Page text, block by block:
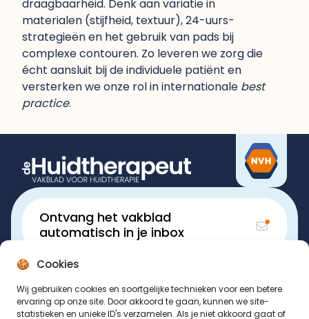
Cookies
Wij gebruiken cookies en soortgelijke technieken voor een betere
ervaring op onze site. Door akkoord te gaan, kunnen we site-
statistieken en unieke ID's verzamelen. Als je niet akkoord gaat of
draagbaarheid. Denk aan variatie in
materialen (stijfheid, textuur), 24-uurs-
strategieën en het gebruik van pads bij
complexe contouren. Zo leveren we zorg die
écht aansluit bij de individuele patiënt en
versterken we onze rol in internationale best
practice.
Ontvang het vakblad
automatisch in je inbox
Volg
© Nederlandse Vereniging van Huidtherapeuten 2026